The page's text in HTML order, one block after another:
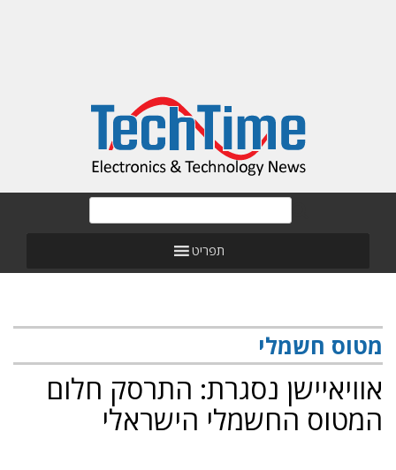
תפריט
מטוס חשמלי
אוויאיישן נסגרת: התרסק חלום
המטוס החשמלי הישראלי